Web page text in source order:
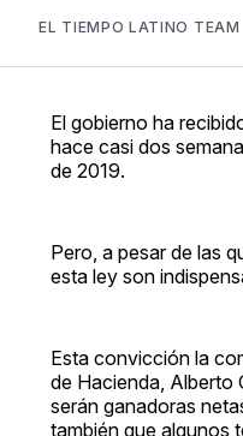
EL TIEMPO LATINO TEAM
El gobierno ha
hace casi dos
de 2019.
Pero, a pesar de las
esta ley son
Esta convicción la
de Hacienda, Alberto
serán ganadoras
también que algunos